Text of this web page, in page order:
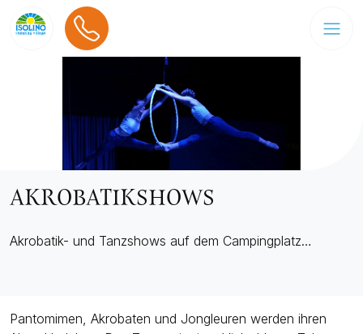
AKROBATIKSHOWS
Akrobatik- und Tanzshows auf dem Campingplatz…
Pantomimen, Akrobaten und Jongleuren werden ihren